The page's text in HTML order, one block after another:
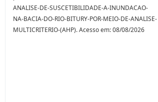
ANALISE-DE-SUSCETIBILIDADE-A-INUNDACAO-
NA-BACIA-DO-RIO-BITURY-POR-MEIO-DE-ANALISE-
MULTICRITERIO-(AHP). Acesso em: 08/08/2026